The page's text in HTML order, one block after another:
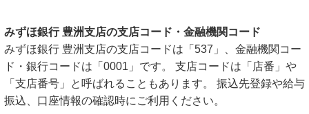
みずほ銀行 豊洲支店の支店コード・金融機関コード
みずほ銀行 豊洲支店の支店コードは「537」、金融機関コー
ド・銀行コードは「0001」です。 支店コードは「店番」や
「支店番号」と呼ばれることもあります。 振込先登録や給与
振込、口座情報の確認時にご利用ください。